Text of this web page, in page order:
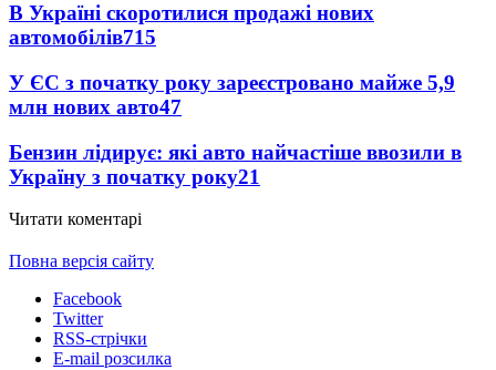
В Україні скоротилися продажі нових
автомобілів715
У ЄС з початку року зареєстровано майже 5,9
млн нових авто47
Бензин лідирує: які авто найчастіше ввозили в
Україну з початку року21
Читати коментарі
Повна версія сайту
Facebook
Twitter
RSS-стрічки
E-mail розсилка